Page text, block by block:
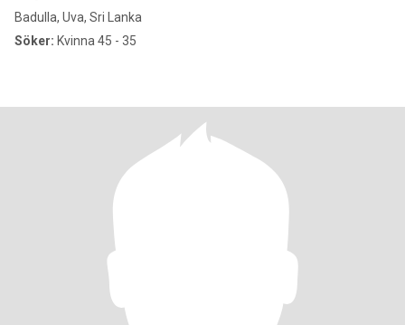
Badulla, Uva, Sri Lanka
Söker: Kvinna 45 - 35